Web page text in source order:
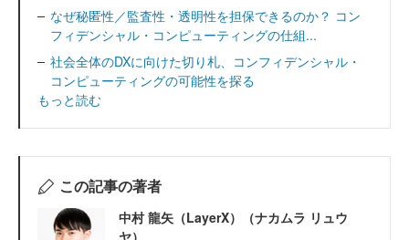
なぜ秘匿性／監査性・透明性を担保できるのか？ コン
フィデンシャル・コンピューティングの仕組...
社会全体のDXに向けた切り札、コンフィデンシャル・
コンピューティングの可能性を探る
もっと読む
この記事の著者
中村 龍矢（LayerX）（ナカムラ リュウ